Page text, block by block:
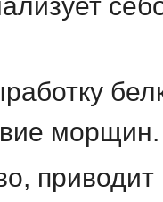
морщин.
приводит